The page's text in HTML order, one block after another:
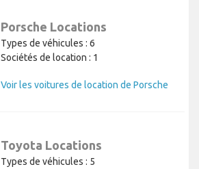
Porsche Locations
Types de véhicules : 6
Sociétés de location : 1
Voir les voitures de location de Porsche
Toyota Locations
Types de véhicules : 5